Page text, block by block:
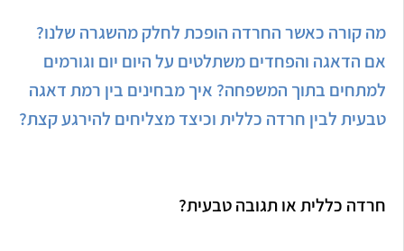
מה קורה כאשר החרדה הופכת לחלק מהשגרה שלנו?
אם הדאגה והפחדים משתלטים על היום יום וגורמים
למתחים בתוך המשפחה? איך מבחינים בין רמת דאגה
טבעית לבין חרדה כללית וכיצד מצליחים להירגע קצת?
חרדה כללית או תגובה טבעית?